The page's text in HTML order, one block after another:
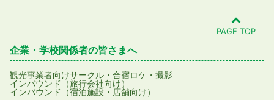
PAGE TOP
企業・学校関係者の皆さまへ
観光事業者向けサークル・合宿ロケ・撮影
インバウンド（旅行会社向け）
インバウンド（宿泊施設・店舗向け）